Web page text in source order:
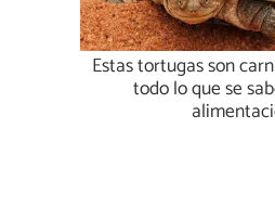
Estas tortugas son
todo lo que se